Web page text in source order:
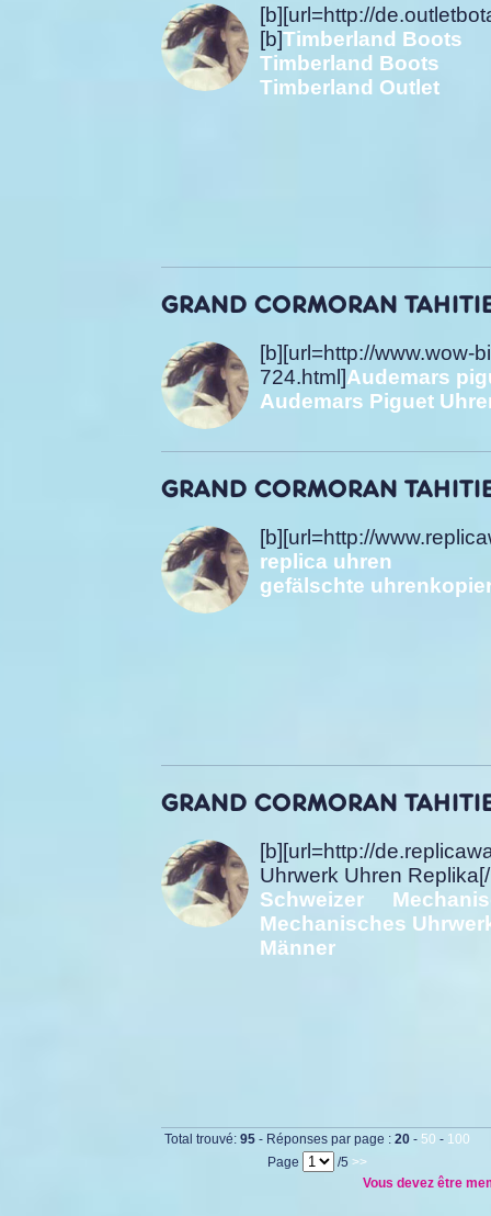
[b][url=http://
[b]Timberland Boots
Timberland Boots
Timberland Outlet
GRAND CORMORAN
[b][url=http://www.wow-
724.html]Audemars
Audemars Piguet
GRAND CORMORAN
[b][url=http://
replica uhren
gefälschte uhren
GRAND CORMORAN
[b][url=http://
Uhrwerk Uhren
Schweizer
Mechanisches
Männer
Total trouvé: 95 - Réponses par page : 20 - 50 - 100
Page
/5 >>
Vous devez être